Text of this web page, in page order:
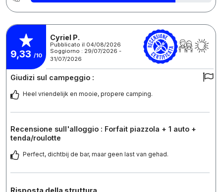
9,33 /10
Cyriel P.
Pubblicato il 04/08/2026
Soggiorno : 29/07/2026 -
31/07/2026
Giudizi sul campeggio :
Heel vriendelijk en mooie, propere camping.
Recensione sull'alloggio : Forfait piazzola + 1 auto +
tenda/roulotte
Perfect, dichtbij de bar, maar geen last van gehad.